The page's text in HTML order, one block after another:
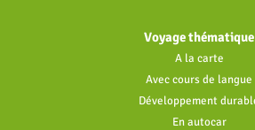
Voyage thématique
A la carte
Avec cours de langue
Développement
En autocar